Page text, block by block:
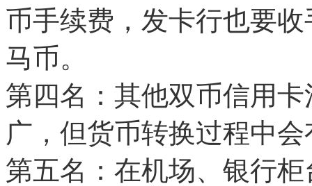
币手续费，发卡行也要
马币。
第四名：其他双币信用
广，但货币转换过程中
第五名：在机场、银行